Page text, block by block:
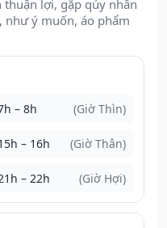
thuận lợi, gặp qúy nhân
như ý muốn, áo phẩm
– 8h (Giờ Thìn)
– 16h (Giờ Thân)
– 22h (Giờ Hợi)